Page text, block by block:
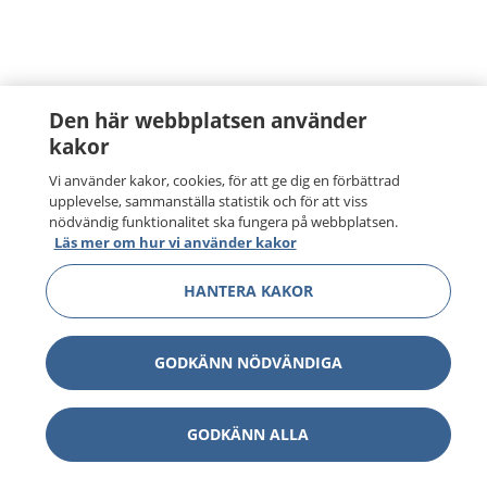
Den här webbplatsen använder
kakor
Vi använder kakor, cookies, för att ge dig en förbättrad
upplevelse, sammanställa statistik och för att viss
nödvändig funktionalitet ska fungera på webbplatsen.
Läs mer om hur vi använder kakor
HANTERA KAKOR
GODKÄNN NÖDVÄNDIGA
GODKÄNN ALLA